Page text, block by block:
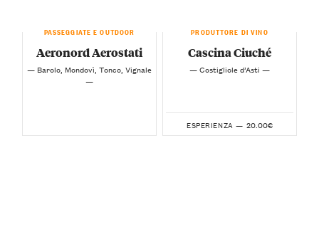
PASSEGGIATE E OUTDOOR
Aeronord Aerostati
— Barolo, Mondovì, Tonco, Vignale
—
PRODUTTORE DI VINO
Cascina Ciuché
— Costigliole d’Asti —
ESPERIENZA — 20.00€